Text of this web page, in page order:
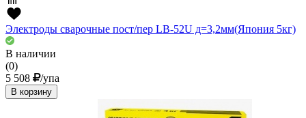
Электроды сварочные пост/пер LB-52U д=3,2мм(Япония 5кг)
В наличии
(0)
5 508
/упа
В корзину